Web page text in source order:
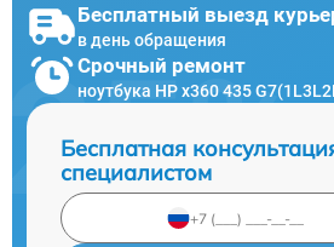
Бесплатный выезд
в день обращения
Срочный ремонт
ноутбука HP x360 435
Бесплатная
специалистом